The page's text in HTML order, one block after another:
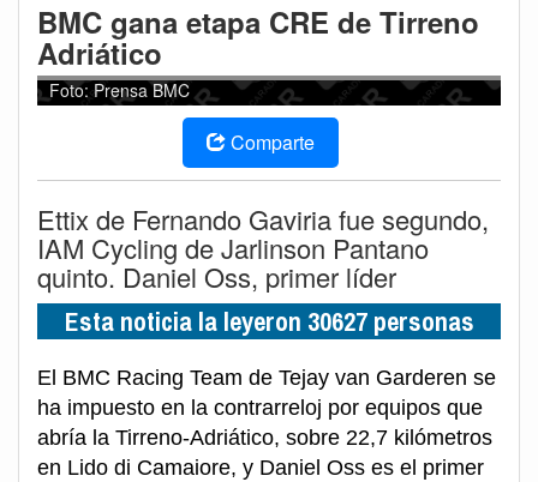
BMC gana etapa CRE de Tirreno
Adriático
Foto: Prensa BMC
Comparte
Ettix de Fernando Gaviria fue segundo,
IAM Cycling de Jarlinson Pantano
quinto. Daniel Oss, primer líder
Esta noticia la leyeron 30627 personas
El BMC Racing Team de Tejay van Garderen se
ha impuesto en la contrarreloj por equipos que
abría la Tirreno-Adriático, sobre 22,7 kilómetros
en Lido di Camaiore, y Daniel Oss es el primer